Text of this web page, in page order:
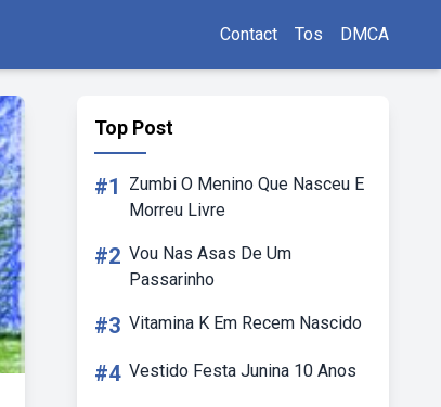
Contact Tos DMCA
Top Post
#1
Zumbi O Menino Que Nasceu E
Morreu Livre
#2 Vou Nas Asas De Um
Passarinho
#3 Vitamina K Em Recem Nascido
#4 Vestido Festa Junina 10 Anos